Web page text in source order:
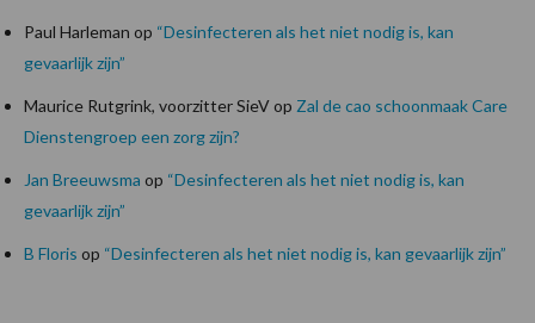
Paul Harleman op “Desinfecteren als het niet nodig is, kan
gevaarlijk zijn”
Maurice Rutgrink, voorzitter SieVop Zal de cao schoonmaak Care
Dienstengroep een zorg zijn?
Jan Breeuwsma op “Desinfecteren als het niet nodig is, kan
gevaarlijk zijn”
B Floris op “Desinfecteren als het niet nodig is, kan gevaarlijk zijn”